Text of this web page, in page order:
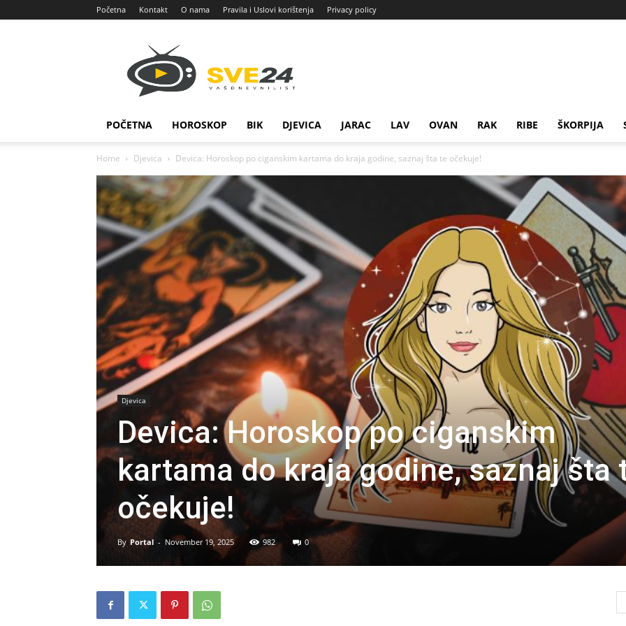
Početna Kontakt O nama Pravila i Uslovi korištenja Privacy policy
POČETNA HOROSKOP BIK DJEVICA JARAC LAV OVAN RAK RIBE ŠKORPIJA
Home Djevica Devica: Horoskop po ciganskim kartama do kraja godine, saznaj šta te očekuje!
Djevica
Devica: Horoskop po ciganskim
kartama do kraja godine, saznaj šta
očekuje!
By Portal - November 19, 2025 982 0